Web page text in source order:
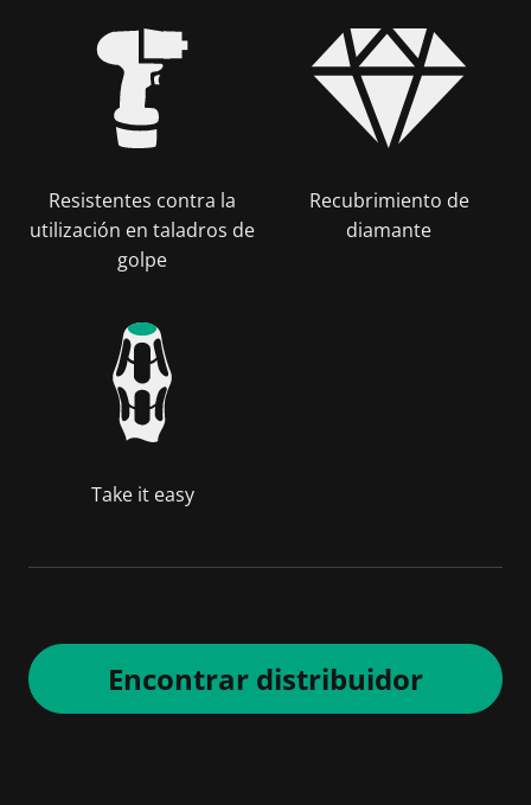
Resistentes contra la
utilización en taladros de
golpe
Recubrimiento de
diamante
Take it easy
Encontrar distribuidor